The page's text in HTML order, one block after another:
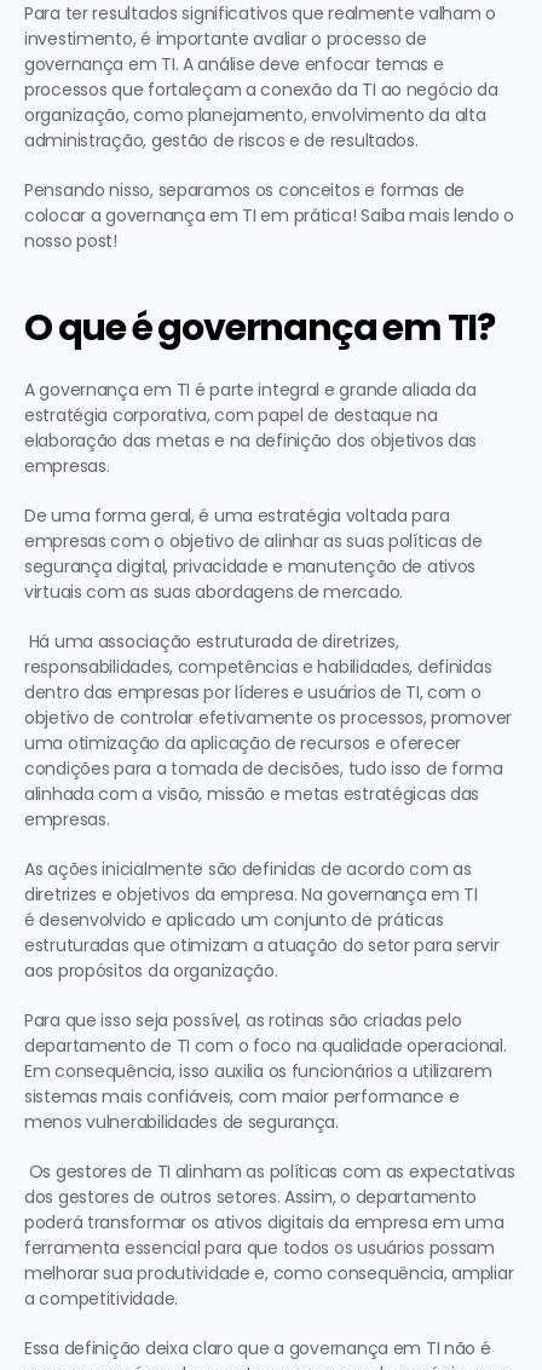
Para ter resultados significativos que realmente valham o
investimento, é importante avaliar o processo de
governança em TI. A análise deve enfocar temas e
processos que fortaleçam a conexão da TI ao negócio da
organização, como planejamento, envolvimento da alta
administração, gestão de riscos e de resultados.
Pensando nisso, separamos os conceitos e formas de
colocar a governança em TI em prática! Saiba mais lendo o
nosso post!
O que é governança em TI?
A governança em TI é parte integral e grande aliada da
estratégia corporativa, com papel de destaque na
elaboração das metas e na definição dos objetivos das
empresas.
De uma forma geral, é uma estratégia voltada para
empresas com o objetivo de alinhar as suas políticas de
segurança digital, privacidade e manutenção de ativos
virtuais com as suas abordagens de mercado.
responsabilidades, competências e habilidades, definidas
dentro das empresas por líderes e usuários de TI, com o
objetivo de controlar efetivamente os processos, promover
uma otimização da aplicação de recursos e oferecer
condições para a tomada de decisões, tudo isso de forma
alinhada com a visão, missão e metas estratégicas das
empresas.
As ações inicialmente são definidas de acordo com as
diretrizes e objetivos da empresa. Na governança em TI
é desenvolvido e aplicado um conjunto de práticas
estruturadas que otimizam a atuação do setor para servir
aos propósitos da organização.
Para que isso seja possível, as rotinas são criadas pelo
departamento de TI com o foco na qualidade operacional.
Em consequência, isso auxilia os funcionários a utilizarem
sistemas mais confiáveis, com maior performance e
menos vulnerabilidades de segurança.
dos gestores de outros setores. Assim, o departamento
poderá transformar os ativos digitais da empresa em uma
ferramenta essencial para que todos os usuários possam
melhorar sua produtividade e, como consequência, ampliar
a competitividade.
Essa definição deixa claro que a governança em TI não é